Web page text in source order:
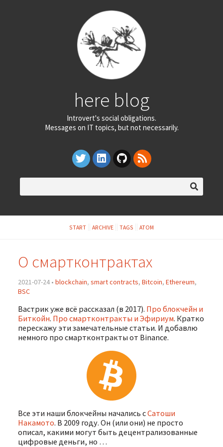
here blog
Introvert's social obligations.
Messages on IT topics, but not necessarily.
START ARCHIVE TAGS ATOM
О смартконтрактах
2021-07-24 • blockchain, smart contracts, Bitcoin, Ethereum,
BSC
Вастрик уже всё рассказал (в 2017). Про блокчейн и
Биткойн. Про смартконтракты и Эфириум. Кратко
перескажу эти замечательные статьи. И добавлю
немного про смартконтракты от Binance.
Все эти наши блокчейны начались сСатоши
Накамото. В 2009 году. Он (или они) не просто
описал, какими могут быть децентрализованные
цифровые деньги, но …